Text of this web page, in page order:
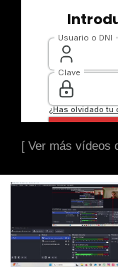
[ Ver más vídeos